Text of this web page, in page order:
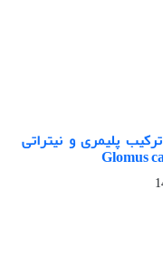
پلیمری و نیتراتی